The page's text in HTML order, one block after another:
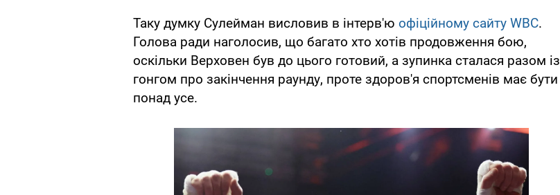
Таку думку Сулейман висловив в інтерв'ю офіційному сайту WBC.
Голова ради наголосив, що багато хто хотів продовження бою,
оскільки Верховен був до цього готовий, а зупинка сталася разом із
гонгом про закінчення раунду, проте здоров'я спортсменів має бути
понад усе.